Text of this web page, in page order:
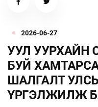
2026-06-27
УУЛ УУРХАЙН
БУЙ
ШАЛГАЛТ
ҮРГЭЛЖИЛЖ